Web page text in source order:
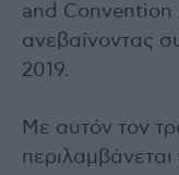
and Convention
ανεβαίνοντας
2019.
Με αυτόν τον